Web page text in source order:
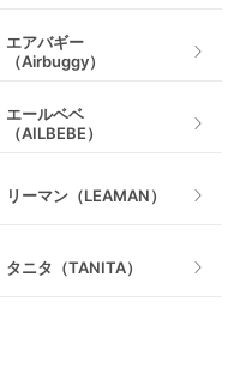
エアバギー
（Airbuggy）
エールベベ
（AILBEBE）
リーマン（LEAMAN）
タニタ（TANITA）